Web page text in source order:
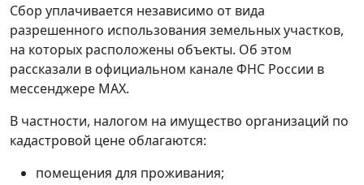
Сбор уплачивается независимо от вида
разрешенного использования земельных участков,
на которых расположены объекты. Об этом
рассказали в официальном канале ФНС России в
мессенджере МАХ.
В частности, налогом на имущество организаций по
кадастровой цене облагаются:
помещения для проживания;